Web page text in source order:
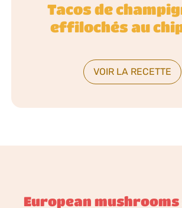
Tacos de
effilochés au
VOIR LA RECETTE
European mushrooms